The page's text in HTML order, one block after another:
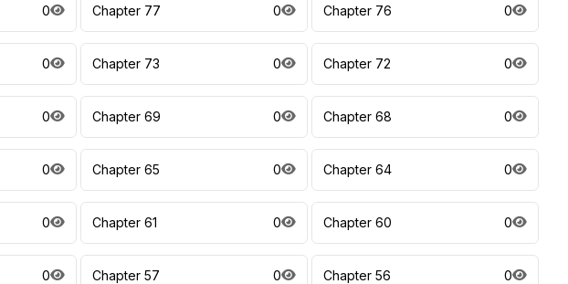
0 Chapter 77 0 Chapter 76 0
0 Chapter 73 0 Chapter 72 0
0 Chapter 69 0 Chapter 68 0
0 Chapter 65 0 Chapter 64 0
0 Chapter 61 0 Chapter 60 0
0 Chapter 57 0 Chapter 56 0